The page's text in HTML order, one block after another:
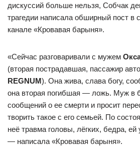
дискуссий больше нельзя, Собчак
трагедии написала обширный пост в
канале «Кровавая барыня».
«Сейчас разговаривали с мужем
(вторая пострадавшая, пассажир
REGNUM). Она жива, слава богу,
она вторая погибшая — ложь. Муж в
сообщений о ее смерти и просит
творить такое с его семьей. По
неё травма головы, лёгких, бедра, ей
— написала «Кровавая барыня».